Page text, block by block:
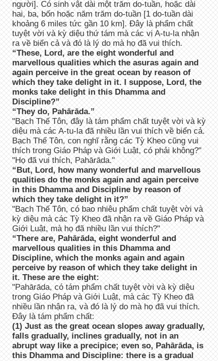
người]. Có sinh vật dài một trăm do-tuần, hoặc dài
hai, ba, bốn hoặc năm trăm do-tuần [1 do-tuần dài
khoảng 6 miles tức gần 10 km]. Đây là phẩm chất
tuyệt vời và kỳ diệu thứ tám mà các vị A-tu-la nhận
ra về biển cả và đó là lý do mà họ đã vui thích.
“These, Lord, are the eight wonderful and
marvellous qualities which the asuras again and
again perceive in the great ocean by reason of
which they take delight in it. I suppose, Lord, the
monks take delight in this Dhamma and
Discipline?”
“They do, Pahārāda.”
"Bạch Thế Tôn, đây là tám phẩm chất tuyệt vời và kỳ
diệu mà các A-tu-la đã nhiều lần vui thích về biển cả.
Bạch Thế Tôn, con nghĩ rằng các Tỳ Kheo cũng vui
thích trong Giáo Pháp và Giới Luật, có phải không?"
"Họ đã vui thích, Pahārāda."
“But, Lord, how many wonderful and marvellous
qualities do the monks again and again perceive
in this Dhamma and Discipline by reason of
which they take delight in it?”
"Bạch Thế Tôn, có bao nhiêu phẩm chất tuyệt vời và
kỳ diệu mà các Tỳ Kheo đã nhận ra về Giáo Pháp và
Giới Luật, mà họ đã nhiều lần vui thích?"
“There are, Pahārāda, eight wonderful and
marvellous qualities in this Dhamma and
Discipline, which the monks again and again
perceive by reason of which they take delight in
it. These are the eight:
"Pahārāda, có tám phẩm chất tuyệt vời và kỳ diệu
trong Giáo Pháp và Giới Luật, mà các Tỳ Kheo đã
nhiều lần nhận ra, và đó là lý do mà họ đã vui thích.
Đây là tám phẩm chất:
(1) Just as the great ocean slopes away gradually,
falls gradually, inclines gradually, not in an
abrupt way like a precipice; even so, Pahārāda, is
this Dhamma and Discipline: there is a gradual